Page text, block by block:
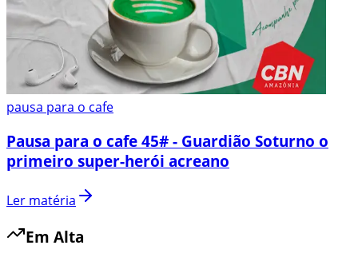
pausa para o cafe
Pausa para o cafe 45# - Guardião Soturno o
primeiro super-herói acreano
Ler matéria
Em Alta